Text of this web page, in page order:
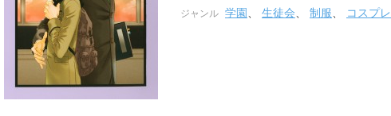
ジャンル 学園 、 生徒会、 制服、 コスプレ